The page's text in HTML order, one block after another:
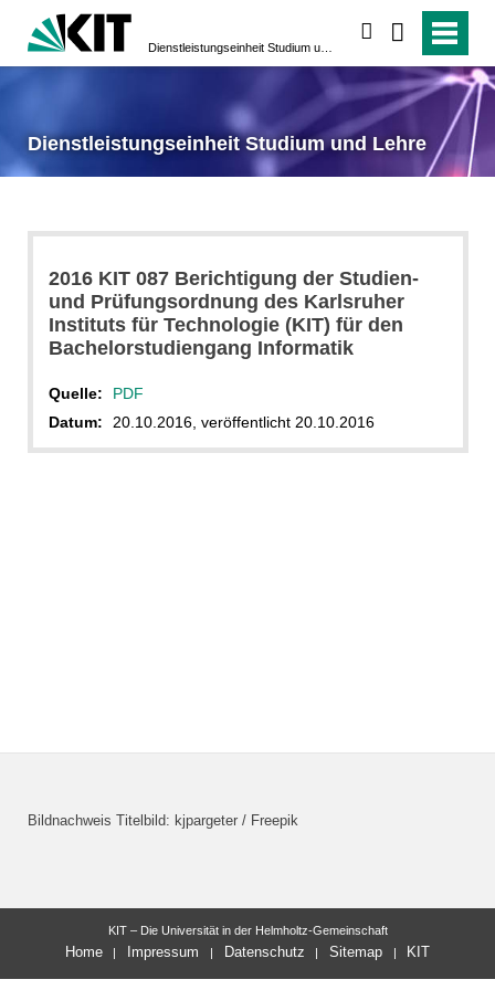
Dienstleistungseinheit Studium und Lehre
2016 KIT 087 Berichtigung der Studien-
und Prüfungsordnung des Karlsruher
Instituts für Technologie (KIT) für den
Bachelorstudiengang Informatik
Quelle:
PDF
Datum:
20.10.2016, veröffentlicht 20.10.2016
Bildnachweis Titelbild: kjpargeter / Freepik
KIT – Die Universität in der Helmholtz-Gemeinschaft
Home Impressum Datenschutz Sitemap KIT